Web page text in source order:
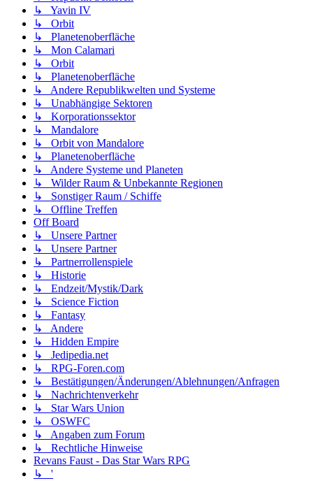
↳ Yavin IV
↳ Orbit
↳ Planetenoberfläche
↳ Mon Calamari
↳ Orbit
↳ Planetenoberfläche
↳ Andere Republikwelten und Systeme
↳ Unabhängige Sektoren
↳ Korporationssektor
↳ Mandalore
↳ Orbit von Mandalore
↳ Planetenoberfläche
↳ Andere Systeme und Planeten
↳ Wilder Raum & Unbekannte Regionen
↳ Sonstiger Raum / Schiffe
↳ Offline Treffen
Off Board
↳ Unsere Partner
↳ Unsere Partner
↳ Partnerrollenspiele
↳ Historie
↳ Endzeit/Mystik/Dark
↳ Science Fiction
↳ Fantasy
↳ Andere
↳ Hidden Empire
↳ Jedipedia.net
↳ RPG-Foren.com
↳ Bestätigungen/Änderungen/Ablehnungen/Anfragen
↳ Nachrichtenverkehr
↳ Star Wars Union
↳ OSWFC
↳ Angaben zum Forum
↳ Rechtliche Hinweise
Revans Faust - Das Star Wars RPG
↳ '